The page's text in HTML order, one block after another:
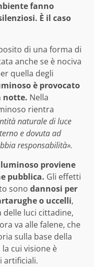
fanno
È il caso
di una forma di
anche se è nociva
quella degli
è provocato
notte. Nella
rientra
naturale di luce
e dovuta ad
responsabilità».
proviene
pubblica. Gli effetti
sono dannosi per
o uccelli,
delle luci cittadine,
va alle falene, che
sulla base della
cui visione è
artificiali.